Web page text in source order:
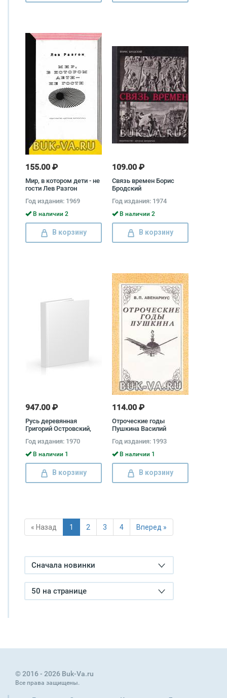
155.00 ₽
Мир, в котором дети - не
гости Лев Разгон
Год издания: 1969
В наличии 2
В корзину
109.00 ₽
Связь времен Борис
Бродский
Год издания: 1974
В наличии 2
В корзину
947.00 ₽
Русь деревянная
Григорий Островский,
Год издания: 1970
В наличии 1
В корзину
114.00 ₽
Отроческие годы
Пушкина Василий
Год издания: 1993
В наличии 1
В корзину
« Назад 1 2 3 4 Вперед »
Сначала новинки
50 на странице
© 2016 - 2026 Buk-Va.ru
Все права защищены.